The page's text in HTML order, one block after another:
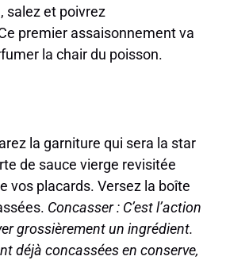
salez et poivrez
premier assaisonnement va
la chair du poisson.
la garniture qui sera la star
de sauce vierge revisitée
vos placards. Versez la boîte
Concasser : C’est l’action
grossièrement un ingrédient.
déjà concassées en conserve,